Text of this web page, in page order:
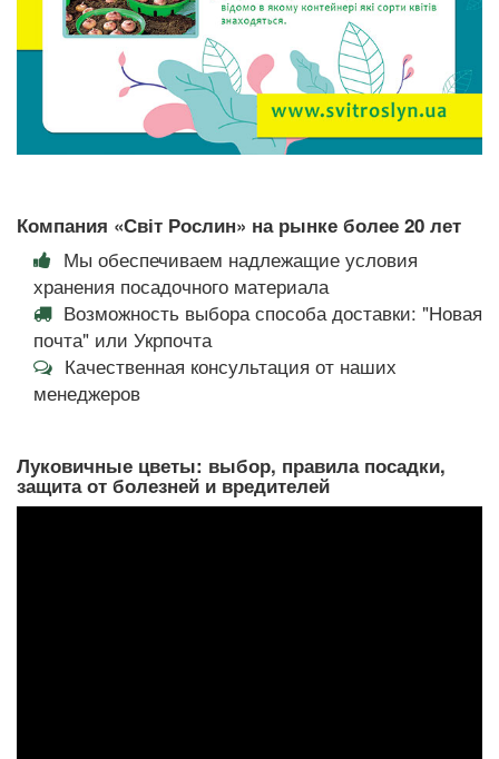
Компания «Світ Рослин» на рынке более 20 лет
Мы обеспечиваем надлежащие условия
хранения посадочного материала
Возможность выбора способа доставки: "Новая
почта" или Укрпочта
Качественная консультация от наших
менеджеров
Луковичные цветы: выбор, правила посадки,
защита от болезней и вредителей